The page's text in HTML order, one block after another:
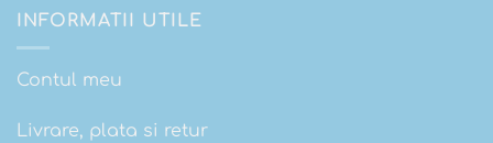
INFORMATII UTILE
Contul meu
Livrare, plata si retur